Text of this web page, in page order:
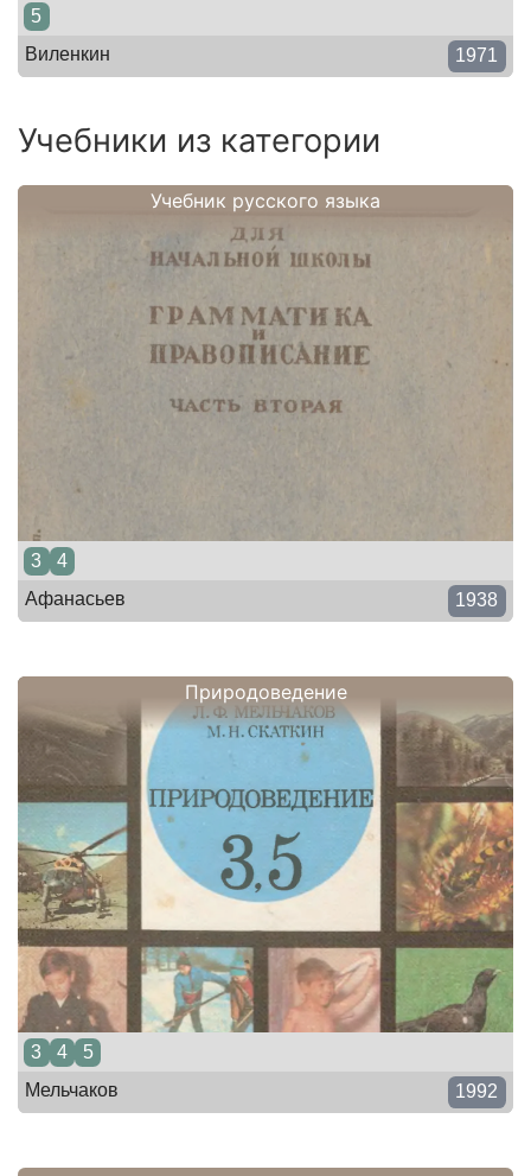
5
Виленкин
1971
Учебники из категории
Учебник русского языка
3
4
Афанасьев
1938
Природоведение
3 4
5
Мельчаков
1992